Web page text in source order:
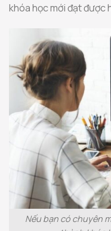
khóa học mới đạt được
Nếu bạn có chuyên